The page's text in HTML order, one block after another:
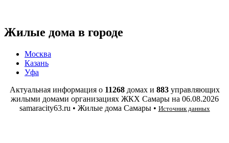
Жилые дома в городе
Москва
Казань
Уфа
Актуальная информация о 11268 домах и 883 управляющих
жилыми домами организациях ЖКХ Самары на 06.08.2026
samaracity63.ru • Жилые дома Самары • Источник данных